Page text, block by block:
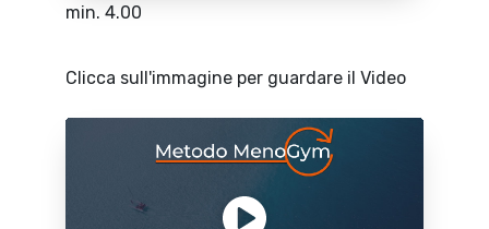
min. 4.00
Clicca sull'immagine per guardare il Video